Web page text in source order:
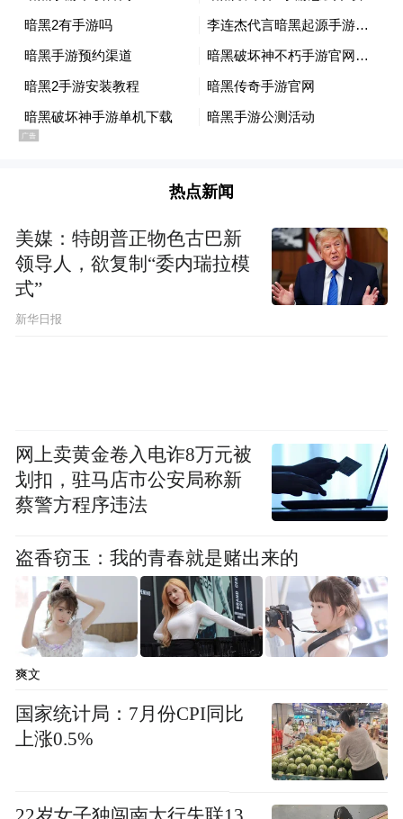
热点新闻
美媒：特朗普正物色古巴新
领导人，欲复制“委内瑞拉模
式”
新华日报
网上卖黄金卷入电诈8万元被
划扣，驻马店市公安局称新
蔡警方程序违法
盗香窃玉：我的青春就是赌出来的
爽文
国家统计局：7月份CPI同比
上涨0.5%